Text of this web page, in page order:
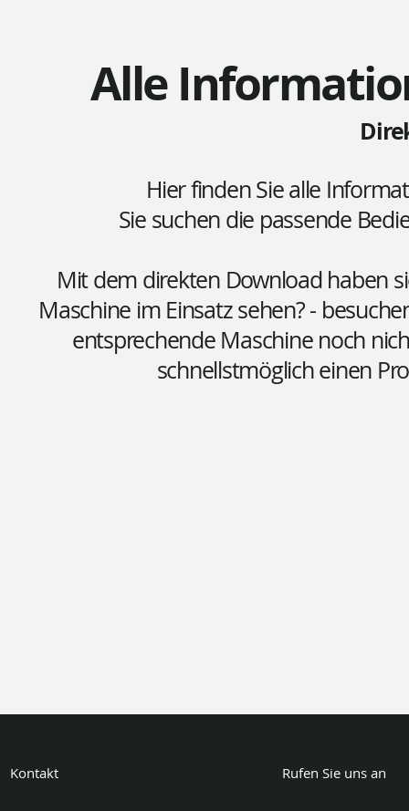
Alle
Hier finden Sie alle
Sie suchen die passende
Mit dem direkten Download haben
Maschine im Einsatz sehen? -
entsprechende Maschine noch
schnellstmöglich einen
Kontakt Rufen Sie uns an